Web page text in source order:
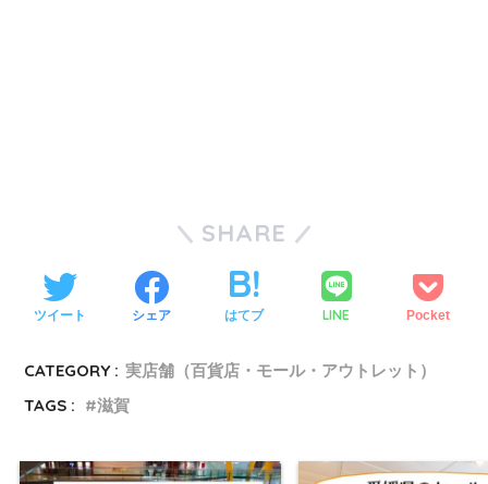
SHARE
ツイート シェア はてブ LINE Pocket
CATEGORY : 実店舗（百貨店・モール・アウトレット）
TAGS :
滋賀